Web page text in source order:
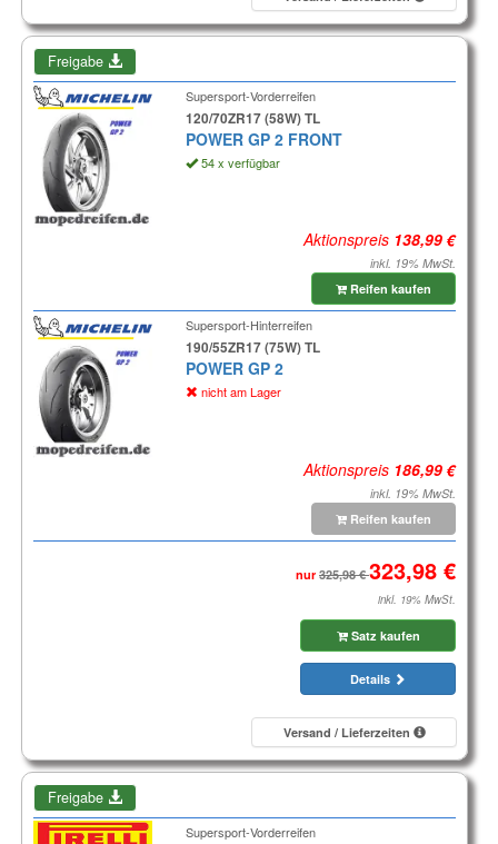
Freigabe
Supersport-Vorderreifen
120/70ZR17 (58W) TL
POWER GP 2 FRONT
54 x verfügbar
Aktionspreis
inkl. 19% MwSt.
Reifen kaufen
Supersport-Hinterreifen
190/55ZR17 (75W) TL
POWER GP 2
nicht am Lager
Aktionspreis
inkl. 19% MwSt.
Reifen kaufen
nur
inkl. 19% MwSt.
Satz kaufen
Details
Versand / Lieferzeiten
Freigabe
Supersport-Vorderreifen